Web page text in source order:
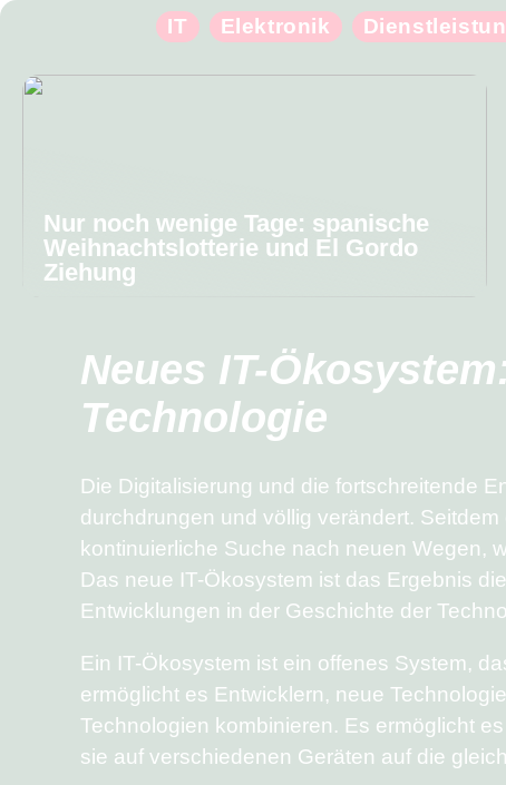
IT Elektronik
Nur noch wenige Tage: spanische
Weihnachtslotterie und El Gordo
Ziehung
Neues IT-
Technologie
Die Digitalisierung und die fortschreitende
durchdrungen und völlig verändert.
kontinuierliche Suche nach neuen Wegen,
Das neue IT-Ökosystem ist das Ergebnis
Entwicklungen in der Geschichte der
Ein IT-Ökosystem ist ein offenes System,
ermöglicht es Entwicklern, neue
Technologien kombinieren. Es ermöglicht
sie auf verschiedenen Geräten auf die